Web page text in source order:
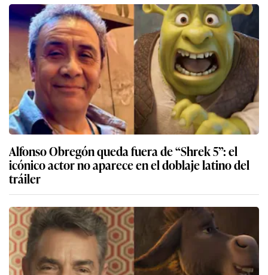
Alfonso Obregón queda fuera de “Shrek 5”: el
icónico actor no aparece en el doblaje latino del
tráiler